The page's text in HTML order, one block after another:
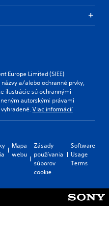
Europe Limited (SIEE)
a/alebo ochranné prvky,
ilustrácie sú ochrannými
autorskými právami
Viac informácií
Mapa
webu
Zásady
používania
súborov
cookie
Software
Usage
Terms